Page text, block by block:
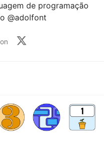
de programação
@adolfont